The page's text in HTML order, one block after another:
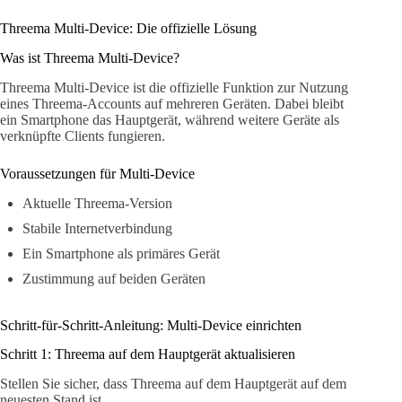
Threema Multi-Device: Die offizielle Lösung
Was ist Threema Multi-Device?
Threema Multi-Device ist die offizielle Funktion zur Nutzung
eines Threema-Accounts auf mehreren Geräten. Dabei bleibt
ein Smartphone das Hauptgerät, während weitere Geräte als
verknüpfte Clients fungieren.
Voraussetzungen für Multi-Device
Aktuelle Threema-Version
Stabile Internetverbindung
Ein Smartphone als primäres Gerät
Zustimmung auf beiden Geräten
Schritt-für-Schritt-Anleitung: Multi-Device einrichten
Schritt 1: Threema auf dem Hauptgerät aktualisieren
Stellen Sie sicher, dass Threema auf dem Hauptgerät auf dem